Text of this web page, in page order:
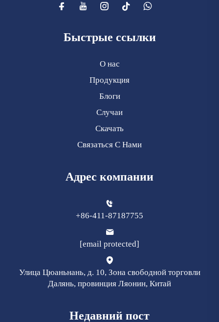
Быстрые ссылки
О нас
Продукция
Блоги
Случаи
Скачать
Связаться С Нами
Адрес компании
+86-411-87187755
[email protected]
Улица Цюаньнань, д. 10, Зона свободной торговли
Далянь, провинция Ляонин, Китай
Недавний пост